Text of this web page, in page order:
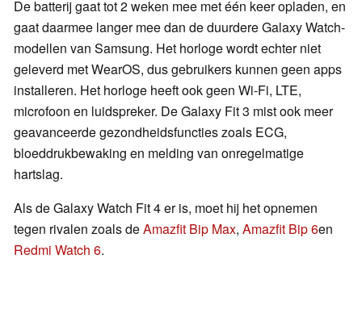
De batterij gaat tot 2 weken mee met één keer opladen, en
gaat daarmee langer mee dan de duurdere Galaxy Watch-
modellen van Samsung. Het horloge wordt echter niet
geleverd met WearOS, dus gebruikers kunnen geen apps
installeren. Het horloge heeft ook geen Wi-Fi, LTE,
microfoon en luidspreker. De Galaxy Fit 3 mist ook meer
geavanceerde gezondheidsfuncties zoals ECG,
bloeddrukbewaking en melding van onregelmatige
hartslag.
Als de Galaxy Watch Fit 4 er is, moet hij het opnemen
tegen rivalen zoals deAmazfit Bip Max, Amazfit Bip 6en
Redmi Watch 6.